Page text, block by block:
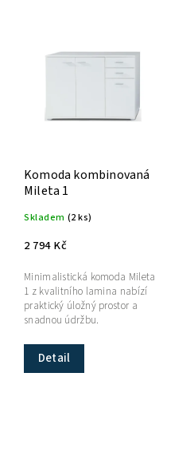
Komoda kombinovaná
Mileta 1
Skladem (2 ks)
2 794 Kč
Detail
Minimalistická komoda Mileta
1 z kvalitního lamina nabízí
praktický úložný prostor a
snadnou údržbu.